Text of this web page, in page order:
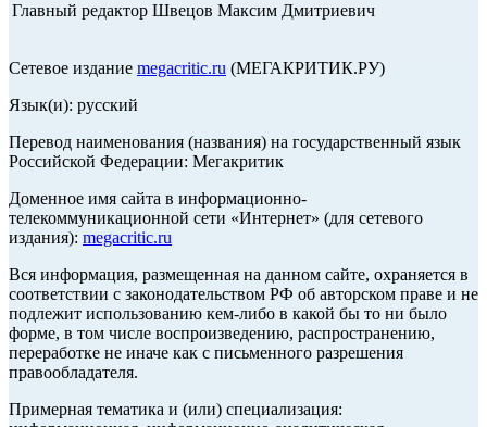
Главный редактор Швецов Максим Дмитриевич
Сетевое издание megacritic.ru (МЕГАКРИТИК.РУ)
Язык(и): русский
Перевод наименования (названия) на государственный язык
Российской Федерации: Мегакритик
Доменное имя сайта в информационно-
телекоммуникационной сети «Интернет» (для сетевого
издания): megacritic.ru
Вся информация, размещенная на данном сайте, охраняется в
соответствии с законодательством РФ об авторском праве и не
подлежит использованию кем-либо в какой бы то ни было
форме, в том числе воспроизведению, распространению,
переработке не иначе как с письменного разрешения
правообладателя.
Примерная тематика и (или) специализация: